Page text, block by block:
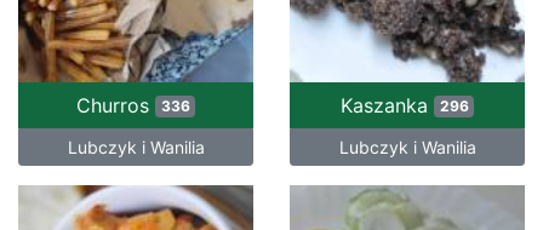
Churros 336
Lubczyk i Wanilia
Kaszanka 296
Lubczyk i Wanilia